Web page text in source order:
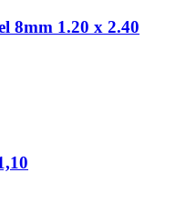
8mm 1.20 x 2.40